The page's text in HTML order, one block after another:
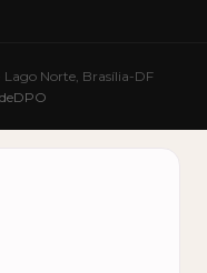
Norte, Brasília-DF
DPO